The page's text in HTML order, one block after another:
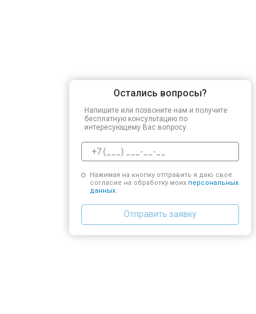
Остались вопросы?
Напишите или позвоните нам и получите
бесплатную консультацию по
интересующему Вас вопросу.
Нажимая на кнопку отправить я даю свое
согласие на обработку моих персональных
данных.
Отправить заявку